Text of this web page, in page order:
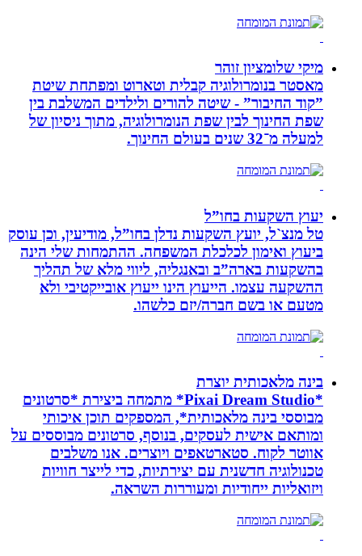
מיקי שלומציון זוהר
מאסטר בנומרולוגיה קבלית וטארוט ומפתחת שיטת
”קוד החיבור” - שיטה להורים ולילדים המשלבת בין
שפת החינוך לבין שפת הנומרולוגיה, מתוך ניסיון של
למעלה מ־32 שנים בעולם החינוך.
יעוץ השקעות בחו”ל
טל מנצ`ל, יועץ השקעות נדלן בחו”ל, מודיעין, וכן עוסק
ביעוץ ואימון לכלכלת המשפחה. ההתמחות שלי הינה
בהשקעות בארה”ב ובאנגליה, ליווי מלא של תהליך
ההשקעה עצמו. הייעוץ הינו ייעוץ אובייקטיבי ולא
מטעם או בשם חברה/יזם כלשהו.
בינה מלאכותית יוצרת
*Pixai Dream Studio* מתמחה ביצירת *סרטונים
מבוססי בינה מלאכותית*, המספקים תוכן איכותי
ומותאם אישית לעסקים, בנוסף, סרטונים מבוססים על
אווטר לקוח. סטארטאפים ויוצרים. אנו משלבים
טכנולוגיה חדשנית עם יצירתיות, כדי לייצר חוויות
ויזואליות ייחודיות ומעוררות השראה.